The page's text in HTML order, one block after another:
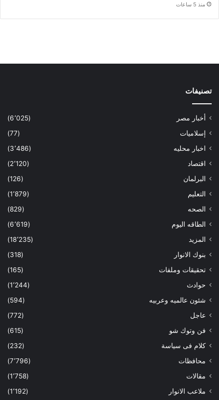
منذ 5 ساعات
تصنيفات
أخبار مصر
(6٬025)
إسلاميات
(77)
اخبار محليه
(3٬486)
اقتصاد
(2٬120)
البرلمان
(126)
التعليم
(1٬879)
الصحه
(829)
الطاقه اليوم
(6٬619)
المزيد
(18٬235)
بنوك الانوار
(318)
تحقيقات وملفات
(165)
حوادث
(1٬244)
شئون عالميه وعربيه
(594)
عاجل
(772)
فن وتوك شو
(615)
كلام فى سياسة
(232)
محافظات
(7٬796)
مقالات
(1٬758)
ملاعب الانوار
(1٬192)